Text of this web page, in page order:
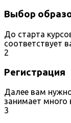
Выбор
До старта
соответствует
2
Регистрация
Далее вам
занимает много
3